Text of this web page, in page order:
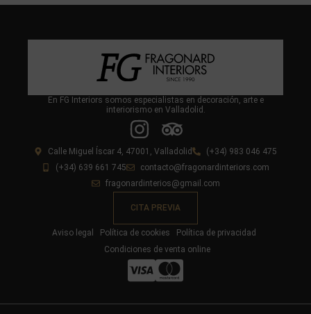
En FG Interiors somos especialistas en decoración, arte e
interiorismo en Valladolid.
Calle Miguel Íscar 4, 47001, Valladolid
(+34) 983 046 475
(+34) 639 661 745
contacto@fragonardinteriors.com
fragonardinterios@gmail.com
CITA PREVIA
Aviso legal Política de cookies
Política de privacidad
Condiciones de venta online